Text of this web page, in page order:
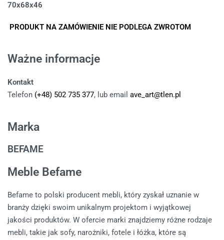
70x68x46
PRODUKT NA ZAMÓWIENIE NIE PODLEGA ZWROTOM
Ważne informacje
Kontakt
Telefon (+48) 502 735 377, lub email ave_art@tlen.pl
Marka
BEFAME
Meble Befame
Befame to polski producent mebli, który zyskał uznanie w
branży dzięki swoim unikalnym projektom i wyjątkowej
jakości produktów. W ofercie marki znajdziemy różne rodzaje
mebli, takie jak sofy, narożniki, fotele i łóżka, które są